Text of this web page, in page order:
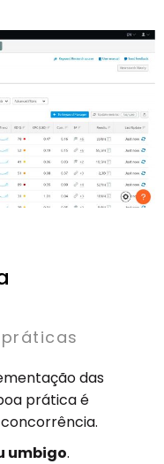
das
prática é
umbigo.